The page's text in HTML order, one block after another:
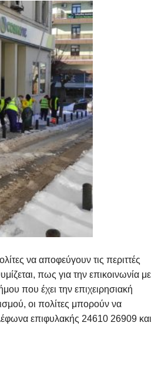
να αποφεύγουν τις περιττές
πως για την επικοινωνία με
που έχει την επιχειρησιακή
οι πολίτες μπορούν να
επιφυλακής 24610 26909 και